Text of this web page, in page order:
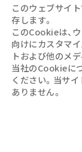
このウェブサイ
存します。
このCookieは、
向けにカスタマ
トおよび他のメ
当社のCookieに
ください。当サ
ありません。